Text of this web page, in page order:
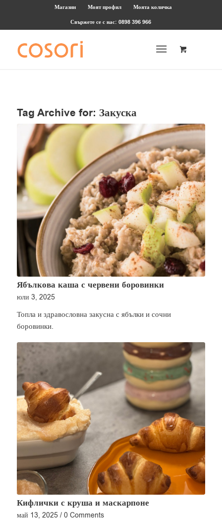
Магазин Моят профил
Моята количка
Свържете се с нас: 0898 396 966
Tag Archive for: Закуска
Ябълкова каша с червени боровинки
юли 3, 2025
Топла и здравословна закусна с ябълки и сочни
боровинки.
Кифлички с круша и маскарпоне
май 13, 2025 / 0 Comments